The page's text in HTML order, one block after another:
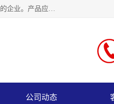
河南大林橡胶通信器材有限公司是一个专注于各种橡胶件、离合器及配件、泥浆泵及配件等产品设计制造和加工的企业。产品应用于矿山、冶金、石油、钢铁、化工、水泥、船舶、造纸、通用机械等各种大功率机械传动或制动装置。
公司动态